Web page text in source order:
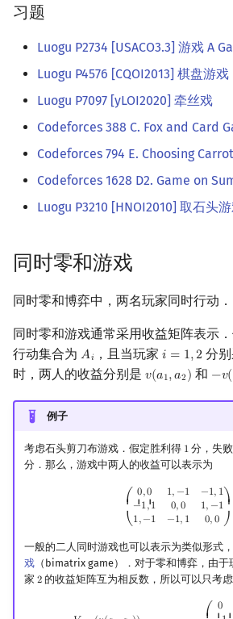
习题
Luogu P2734 [USACO3.3] 游戏 A
Luogu P4576 [CQOI2013] 棋盘游戏
Luogu P7097 [yLOI2020] 牵丝戏
Codeforces 388 C. Fox and Card
Codeforces 794 E. Choosing Carrot
Codeforces 1628 D2. Game on
Luogu P3210 [HNOI2010] 取石头
同时零和游戏
同时零和博弈中，两名玩家同时行动．
同时零和游戏通常采用收益矩阵表示
行动集合为 𝐴𝑖
Ai ，且当玩家𝑖 = 1,2
i =1, 2 分
时，两人的收益分别是 𝑣(𝑎1,𝑎2)
v(a1,a2) 和 −𝑣(
−v(
例子
考虑石头剪刀布游戏．假定胜利得 1
1分，失
分．那么，游戏中两人的收益可以表示为
⎛⎜ ⎜ ⎜
⎝
0,0 1, −1 −1, 1
−1,1 0,0 1, −1
1,−1 −1, 1 0,0
⎞
⎠
1, 1−1, 10,01 1,−1 −1,1
一般的二人同时游戏也可以表示为类似形式
戏（bimatrix game）．对于零和博弈，由于
家 2
2的收益矩阵互为相反数，所以可以只考
0
(0 1−